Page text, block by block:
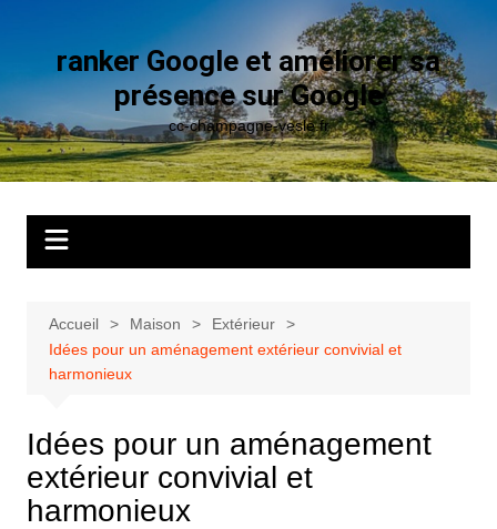
contenuranker Google et améliorer sa
présence sur Google
cc-champagne-vesle.fr
Accueil Maison
Extérieur
Idées pour un aménagement extérieur convivial et
harmonieux
Idées pour un aménagement
extérieur convivial et
harmonieux